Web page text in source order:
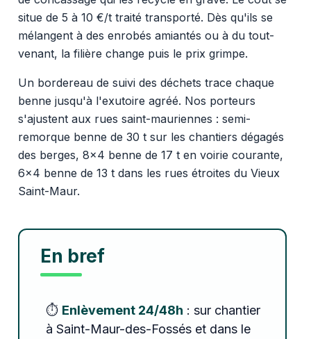
situe de 5 à 10 €/t traité transporté. Dès qu'ils se
mélangent à des enrobés amiantés ou à du tout-
venant, la filière change puis le prix grimpe.
Un bordereau de suivi des déchets trace chaque
benne jusqu'à l'exutoire agréé. Nos porteurs
s'ajustent aux rues saint-mauriennes : semi-
remorque benne de 30 t sur les chantiers dégagés
des berges, 8x4 benne de 17 t en voirie courante,
6x4 benne de 13 t dans les rues étroites du Vieux
Saint-Maur.
En bref
⏱️ Enlèvement 24/48h : sur chantier
à Saint-Maur-des-Fossés et dans le